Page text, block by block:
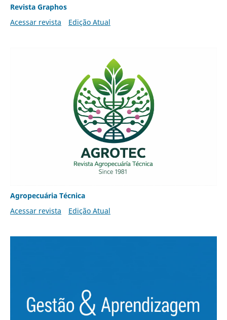
Revista Graphos
Acessar revista
Edição Atual
Agropecuária Técnica
Acessar revista
Edição Atual